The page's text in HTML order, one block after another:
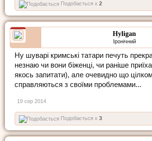
Подобається x 2
Hyligan
Іронічний
Ну шуварі кримські татари печуть
незнаю чи вони біженці, чи раніше
якось запитати), але очевидно що
справляються з своїми проблемами...
19 сер 2014
Подобається x 3